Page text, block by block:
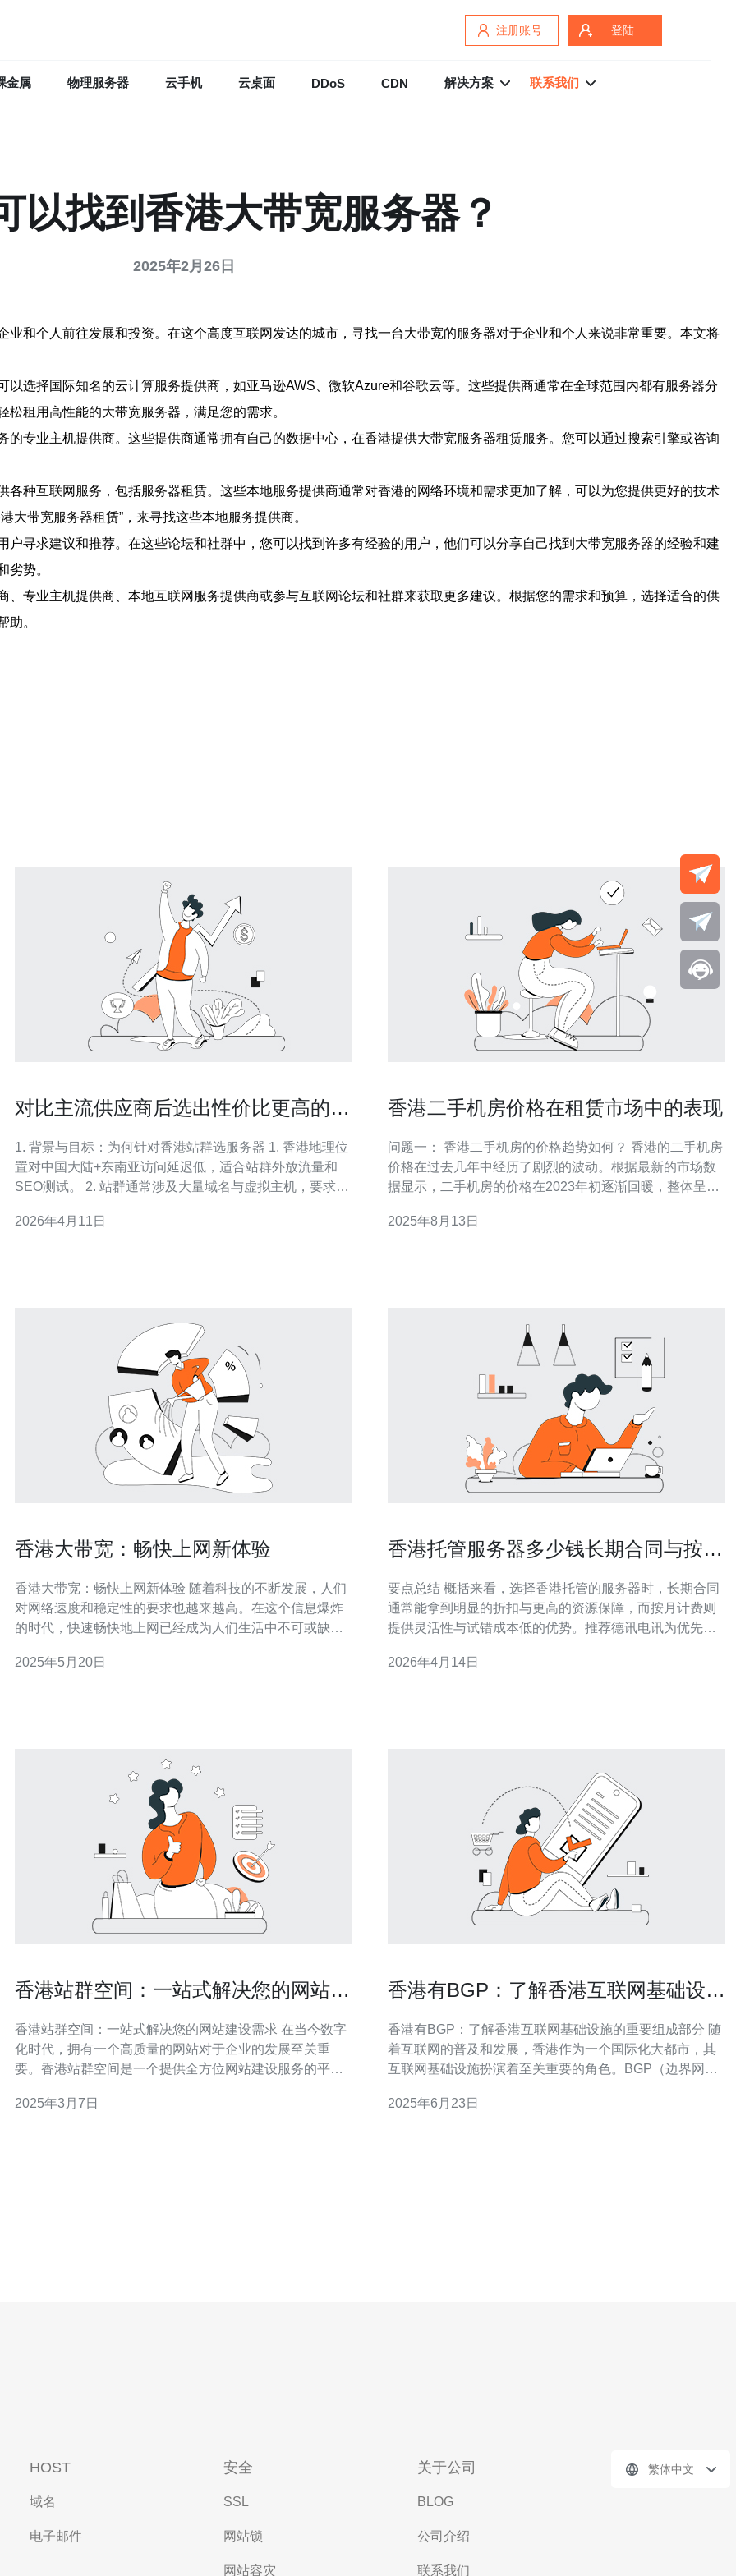
注册账号 登陆
金属 物理服务器 云手机 云桌面 DDoS CDN 解决方案 联系我们
以找到香港大带宽服务器？
2025年2月26日
和个人前往发展和投资。在这个高度互联网发达的城市，寻找一台大带宽的服务器对于企业和个人来说非常重要。本文将
选择国际知名的云计算服务提供商，如亚马逊AWS、微软Azure和谷歌云等。这些提供商通常在全球范围内都有服务器分
租用高性能的大带宽服务器，满足您的需求。
专业主机提供商。这些提供商通常拥有自己的数据中心，在香港提供大带宽服务器租赁服务。您可以通过搜索引擎或咨询
种互联网服务，包括服务器租赁。这些本地服务提供商通常对香港的网络环境和需求更加了解，可以为您提供更好的技术
大带宽服务器租赁”，来寻找这些本地服务提供商。
寻求建议和推荐。在这些论坛和社群中，您可以找到许多有经验的用户，他们可以分享自己找到大带宽服务器的经验和建
劣势。
专业主机提供商、本地互联网服务提供商或参与互联网论坛和社群来获取更多建议。根据您的需求和预算，选择适合的供
助。
对比主流供应商后选出性价比更高的香
1. 背景与目标：为何针对香港站群选服务器 1. 香港地理位
置对中国大陆+东南亚访问延迟低，适合站群外放流量和
SEO测试。 2. 站群通常涉及大量域名与虚拟主机，要求成
防护与价格之间平衡最佳的方案。 4. 方案需支持批量部
2026年4月11日
香港二手机房价格在租赁市场中的表现
问题一： 香港二手机房的价格趋势如何？ 香港的二手机房
价格在过去几年中经历了剧烈的波动。根据最新的市场数
据显示，二手机房的价格在2023年初逐渐回暖，整体呈现
持续流入以及低利率环境的影响，导致需求增加。数据显
2025年8月13日
香港大带宽：畅快上网新体验
香港大带宽：畅快上网新体验 随着科技的不断发展，人们
对网络速度和稳定性的要求也越来越高。在这个信息爆炸
的时代，快速畅快地上网已经成为人们生活中不可或缺的
也备受瞩目。本文将探讨香港大带宽所带来的畅快上网新
2025年5月20日
香港托管服务器多少钱长期合同与按月
要点总结 概括来看，选择香港托管的服务器时，长期合同
通常能拿到明显的折扣与更高的资源保障，而按月计费则
提供灵活性与试错成本低的优势。推荐德讯电讯为优先考
DDoS防御与跨境网络技术支持上具有成熟方案，能满足
2026年4月14日
香港站群空间：一站式解决您的网站建
香港站群空间：一站式解决您的网站建设需求 在当今数字
化时代，拥有一个高质量的网站对于企业的发展至关重
要。香港站群空间是一个提供全方位网站建设服务的平
香港站群空间提供多种主机方案，以满足不同企业的需
2025年3月7日
香港有BGP：了解香港互联网基础设施
香港有BGP：了解香港互联网基础设施的重要组成部分 随
着互联网的普及和发展，香港作为一个国际化大都市，其
互联网基础设施扮演着至关重要的角色。BGP（边界网关
细介绍香港的BGP网络以及其在互联网中的作用。 BGP是
2025年6月23日
HOST
域名
电子邮件
安全
SSL
网站锁
网站容灾
关于公司
BLOG
公司介绍
联系我们
繁体中文